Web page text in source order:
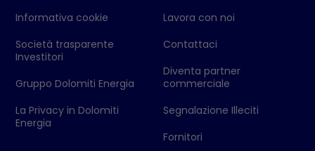
Informativa cookie
Società trasparente
Investitori
Gruppo Dolomiti Energia
La Privacy in Dolomiti
Energia
Lavora con noi
Contattaci
Diventa partner
commerciale
Segnalazione Illeciti
Fornitori